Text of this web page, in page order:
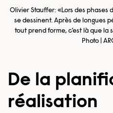
Olivier Stauffer: «Lors des phases
se dessinent. Après de longues
tout prend forme, c’est là que la
Photo |
De la
réalisation